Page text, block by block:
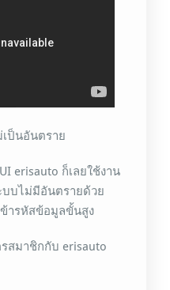
เป็นอันตราย
erisauto ก็เลยใช้งาน
บบไม่มีอันตรายด้วย
ข้ารหัสข้อมูลขั้นสูง
สมาชิกกับ erisauto